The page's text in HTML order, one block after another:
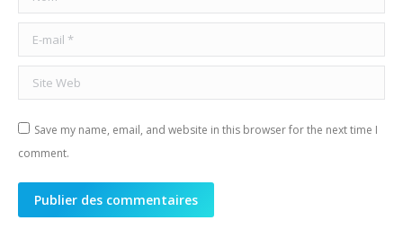
E-mail *
Site Web
Save my name, email, and website in this browser for the next time I
comment.
Publier des commentaires